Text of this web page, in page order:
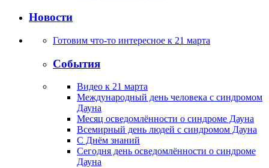
Новости
Готовим что-то интересное к 21 марта
События
Видео к 21 марта
Международный день человека с синдромом
Дауна
Месяц осведомлённости о синдроме Дауна
Всемирный день людей с синдромом Дауна
С Днём знаний
Сегодня день осведомлённости о синдроме
Дауна